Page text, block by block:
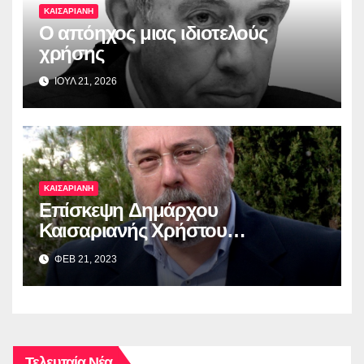
ΚΑΙΣΑΡΙΑΝΗ
Ο απόηχος μιας ιδιοτελούς
χρήσης
ΙΟΥΛ 21, 2026
ΚΑΙΣΑΡΙΑΝΗ
Επίσκεψη Δημάρχου
Καισαριανής Χρήστου
Βοσκόπουλου στην έκθεση
“ΜΙΚΡΑ ΑΣΙΑ: Λάμψη –
Καταστροφή – Ξεριζωμός –
ΦΕΒ 21, 2023